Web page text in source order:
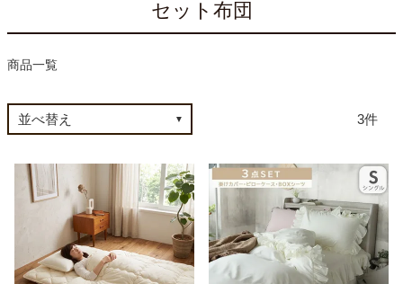
キーワード・商品番号で探す
最短発送 冷感ラグ 冷感寝具 ワークデスク ウィルトンラ
セット布団
商品一覧
3